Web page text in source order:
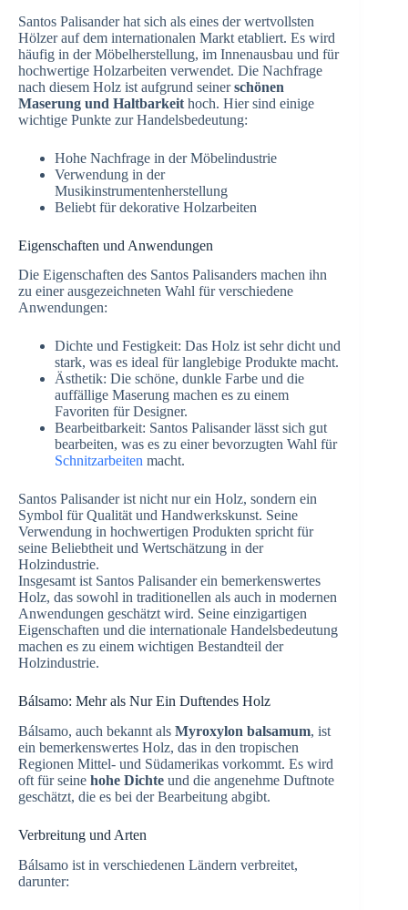
Santos Palisander hat sich als eines der wertvollsten
Hölzer auf dem internationalen Markt etabliert. Es wird
häufig in der Möbelherstellung, im Innenausbau und für
hochwertige Holzarbeiten verwendet. Die Nachfrage
nach diesem Holz ist aufgrund seinerschönen
Maserung und Haltbarkeit hoch. Hier sind einige
wichtige Punkte zur Handelsbedeutung:
Hohe Nachfrage in der Möbelindustrie
Verwendung in der
Musikinstrumentenherstellung
Beliebt für dekorative Holzarbeiten
Eigenschaften und Anwendungen
Die Eigenschaften des Santos Palisanders machen ihn
zu einer ausgezeichneten Wahl für verschiedene
Anwendungen:
Dichte und Festigkeit: Das Holz ist sehr dicht und
stark, was es ideal für langlebige Produkte macht.
Ästhetik: Die schöne, dunkle Farbe und die
auffällige Maserung machen es zu einem
Favoriten für Designer.
Bearbeitbarkeit: Santos Palisander lässt sich gut
bearbeiten, was es zu einer bevorzugten Wahl für
Schnitzarbeiten macht.
Santos Palisander ist nicht nur ein Holz, sondern ein
Symbol für Qualität und Handwerkskunst. Seine
Verwendung in hochwertigen Produkten spricht für
seine Beliebtheit und Wertschätzung in der
Holzindustrie.
Insgesamt ist Santos Palisander ein bemerkenswertes
Holz, das sowohl in traditionellen als auch in modernen
Anwendungen geschätzt wird. Seine einzigartigen
Eigenschaften und die internationale Handelsbedeutung
machen es zu einem wichtigen Bestandteil der
Holzindustrie.
Bálsamo: Mehr als Nur Ein Duftendes Holz
Bálsamo, auch bekannt als Myroxylon balsamum, ist
ein bemerkenswertes Holz, das in den tropischen
Regionen Mittel- und Südamerikas vorkommt. Es wird
oft für seine hohe Dichte und die angenehme Duftnote
geschätzt, die es bei der Bearbeitung abgibt.
Verbreitung und Arten
Bálsamo ist in verschiedenen Ländern verbreitet,
darunter: